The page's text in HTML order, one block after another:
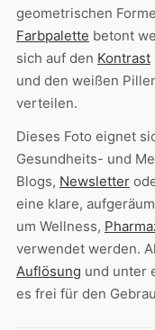
geometrischen
Farbpalette betont
sich auf den Kontrast
und den weißen
verteilen.
Dieses Foto eignet
Gesundheits- und
Blogs, Newsletter
eine klare,
um Wellness,
verwendet werden.
Auflösung und unter
es frei für den